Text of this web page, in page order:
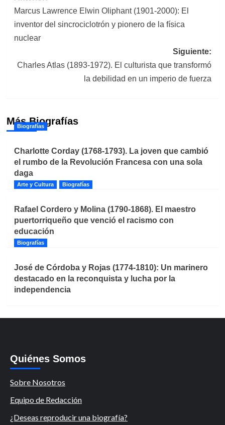
de
entradas
Marcus Lawrence Elwin Oliphant (1901-2000): El
inventor del sincrociclotrón y pionero de la física
nuclear
Siguiente:
Charles Atlas (1893-1972). El culturista que transformó
la debilidad en un imperio de fuerza
Más Biografías
Biografías
Charlotte Corday (1768-1793). La joven que cambió
el rumbo de la Revolución Francesa con una sola
daga
Arte y Cultura Biografías
Rafael Cordero y Molina (1790-1868). El maestro
puertorriqueño que venció el racismo con
educación
Biografías
José de Córdoba y Rojas (1774-1810): Un marinero
destacado en la reconquista y lucha por la
independencia
Quiénes Somos
Sobre Nosotros
Equipo de Redacción
¿Deseas reproducir una biografía?